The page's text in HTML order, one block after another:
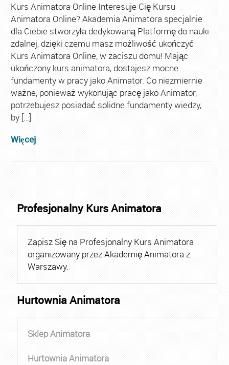
Kurs Animatora Online Interesuje Cię Kursu
Animatora Online? Akademia Animatora specjalnie
dla Ciebie stworzyła dedykowaną Platformę do nauki
zdalnej, dzięki czemu masz możliwość ukończyć
Kurs Animatora Online, w zaciszu domu! Mając
ukończony kurs animatora, dostajesz mocne
fundamenty w pracy jako Animator. Co niezmiernie
ważne, ponieważ wykonując pracę jako Animator,
potrzebujesz posiadać solidne fundamenty wiedzy,
by […]
Więcej
Profesjonalny Kurs Animatora
Zapisz Się na Profesjonalny Kurs Animatora
organizowany przez Akademię Animatora z
Warszawy.
Hurtownia Animatora
Sklep Animatora
Hurtownia Animatora